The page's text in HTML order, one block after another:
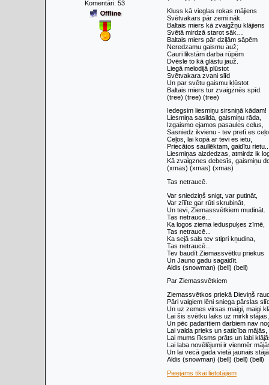
Komentāri: 53
Kluss kā vieglas rokas mājiens
Svētvakars pār zemi nāk.
Baltais miers kā zvaigžņu klājiens
Svētā mirdzā starot sāk…
Baltais miers pār dziļām sāpēm
Neredzamu gaismu auž;
Cauri likstām darba rūpēm
Dvēsle to kā glāstu jauž.
Liegā melodijā plūstot
Svētvakara zvani slīd
Un par svētu gaismu kļūstot
Baltais miers tur zvaigznēs spīd.
(tree) (tree) (tree)
Iedegsim liesmiņu sirsniņā kādam!
Liesmiņa sasilda, gaismiņu rāda,
Izgaismo ejamos pasaules celus,
Sasniedz ikvienu - tev pretī es
Ceļos, lai kopā ar tevi es ietu,
Priecātos saullēktam, gaidītu
Liesmiņas aizdedzas, atmirdz ik
Kā zvaigznes debesīs, gaismiņu
(xmas) (xmas) (xmas)
Tas netraucē.
Var sniedziņš snigt, var putināt,
Var zīlīte gar rūti skrubināt,
Un tevi, Ziemassvētkiem mudināt.
Tas netraucē...
Ka logos ziema leduspuķes zīmē,
Tas netraucē...
Ka sejā sals tev stipri kņudina,
Tas netraucē...
Tev baudīt Ziemassvētku priekus
Un Jauno gadu sagaidīt.
Aldis (snowman) (bell) (bell)
Par Ziemassvētkiem
Ziemassvētkos priekā Dieviņš
Pāri vaigiem lēni sniega pārslas
Un uz zemes virsas maigi, maigi
Lai šis svētku laiks uz mirkli stājas,
Un pēc padarītiem darbiem nav
Lai valda prieks un saticība mājās,
Lai mums līksms prāts un labi
Lai laba novēlējumi ir vienmēr
Un lai vecā gada vietā jaunais
Aldis (snowman) (bell) (bell) (bell)
Pieejams tikai lietotājiem